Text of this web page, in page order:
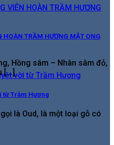
từ Trầm Hương
là Oud, là một loại gỗ có
HOÀN TRẦM HƯƠNG MẬT ONG
Hồng sâm – Nhân sâm đỏ,
[...]